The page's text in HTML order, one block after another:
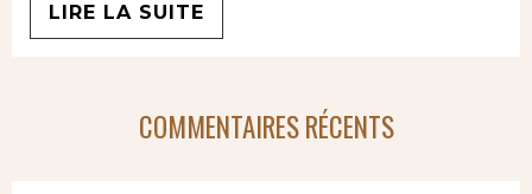
LIRE LA SUITE
COMMENTAIRES RÉCENTS